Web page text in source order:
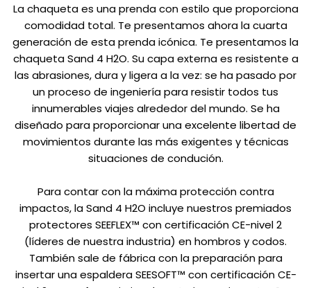
La chaqueta es una prenda con estilo que proporciona
comodidad total. Te presentamos ahora la cuarta
generación de esta prenda icónica. Te presentamos la
chaqueta Sand 4 H2O. Su capa externa es resistente a
las abrasiones, dura y ligera a la vez: se ha pasado por
un proceso de ingeniería para resistir todos tus
innumerables viajes alrededor del mundo. Se ha
diseñado para proporcionar una excelente libertad de
movimientos durante las más exigentes y técnicas
situaciones de condución.
Para contar con la máxima protección contra
impactos, la Sand 4 H2O incluye nuestros premiados
protectores SEEFLEX™ con certificación CE-nivel 2
(líderes de nuestra industria) en hombros y codos.
También sale de fábrica con la preparación para
insertar una espaldera SEESOFT™ con certificación CE-